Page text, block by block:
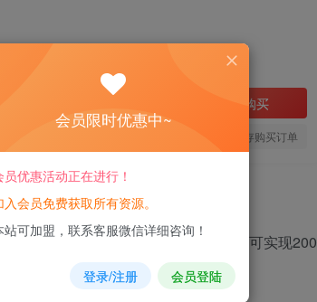
立即购买
您当前未登录！建议登陆后购买，可保存购买订单
项目上手简单，无需复杂运营，每日可实现200
会员限时优惠中~
员优惠活动正在进行！
入会员免费获取所有资源。
站可加盟，联系客服微信详细咨询！
登录/注册 会员登陆